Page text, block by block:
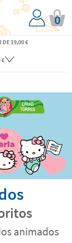
0
DE 19,00 €
€
animados